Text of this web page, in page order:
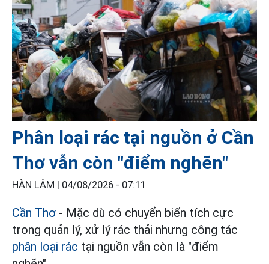
Phân loại rác tại nguồn ở Cần
Thơ vẫn còn "điểm nghẽn"
HÀN LÂM | 04/08/2026 - 07:11
Cần Thơ - Mặc dù có chuyển biến tích cực
trong quản lý, xử lý rác thải nhưng công tác
phân loại rác tại nguồn vẫn còn là "điểm